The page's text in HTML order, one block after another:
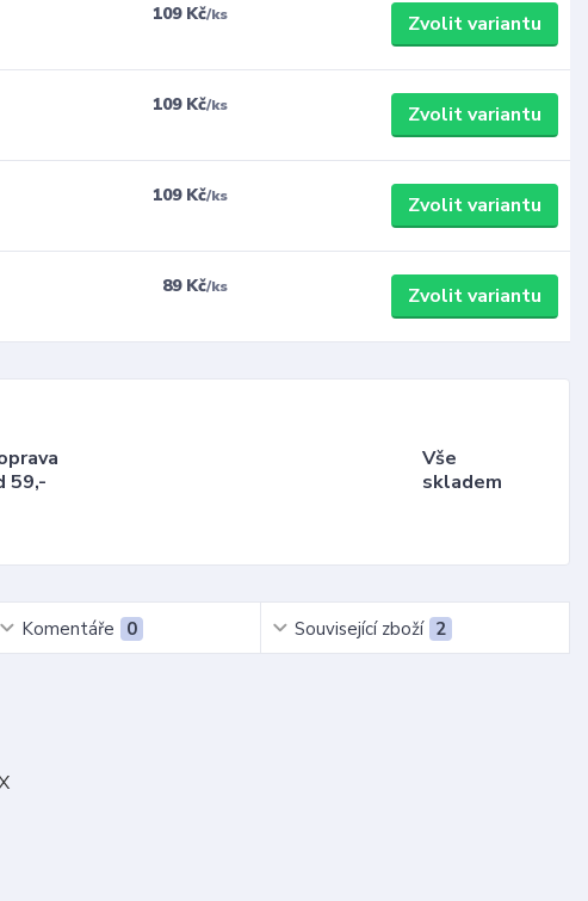
109 Kč/ks Zvolit variantu
109 Kč/ks Zvolit variantu
109 Kč/ks Zvolit variantu
89 Kč/ks Zvolit variantu
59,-
Vše
skladem
Komentáře 0 Související zboží 2